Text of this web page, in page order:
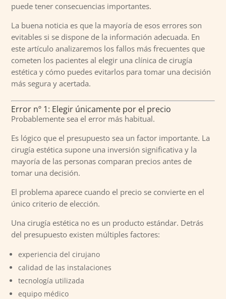
puede tener consecuencias importantes.
La buena noticia es que la mayoría de esos errores son
evitables si se dispone de la información adecuada. En
este artículo analizaremos los fallos más frecuentes que
cometen los pacientes al elegir una clínica de cirugía
estética y cómo puedes evitarlos para tomar una decisión
más segura y acertada.
Error nº 1: Elegir únicamente por el precio
Probablemente sea el error más habitual.
Es lógico que el presupuesto sea un factor importante. La
cirugía estética supone una inversión significativa y la
mayoría de las personas comparan precios antes de
tomar una decisión.
El problema aparece cuando el precio se convierte en el
único criterio de elección.
Una cirugía estética no es un producto estándar. Detrás
del presupuesto existen múltiples factores:
experiencia del cirujano
calidad de las instalaciones
tecnología utilizada
equipo médico